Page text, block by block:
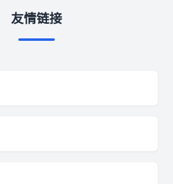
友情链接